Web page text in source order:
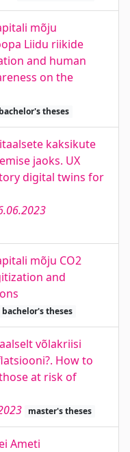
mõju
Liidu riikide
and human
on the
bachelor's theses
kaksikute
jaoks. UX
digital twins for
mõju CO2
and
bachelor's theses
võlakriisi
How to
at risk of
master's theses
Ameti